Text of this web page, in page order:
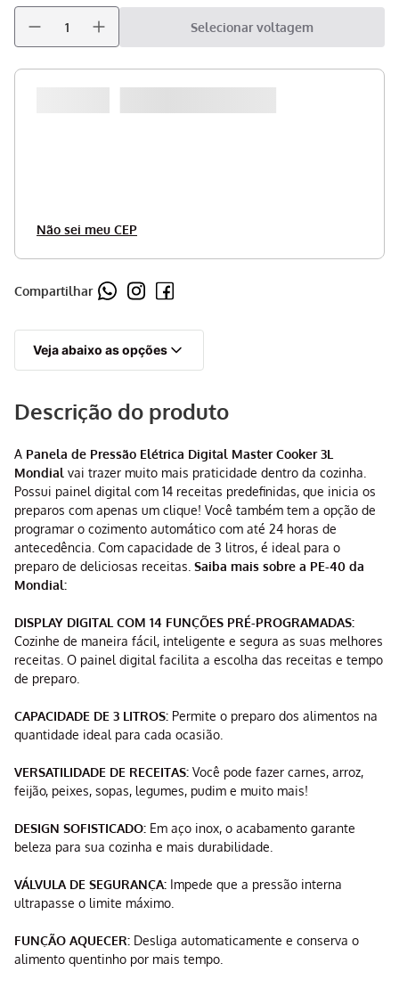
Selecionar voltagem
Não sei meu CEP
Compartilhar
Veja abaixo as opções
Descrição do produto
A Panela de Pressão Elétrica Digital Master Cooker 3L
Mondial vai trazer muito mais praticidade dentro da cozinha.
Possui painel digital com 14 receitas predefinidas, que inicia os
preparos com apenas um clique! Você também tem a opção de
programar o cozimento automático com até 24 horas de
antecedência. Com capacidade de 3 litros, é ideal para o
preparo de deliciosas receitas. Saiba mais sobre a PE-40 da
Mondial:
DISPLAY DIGITAL COM 14 FUNÇÕES PRÉ-PROGRAMADAS:
Cozinhe de maneira fácil, inteligente e segura as suas melhores
receitas. O painel digital facilita a escolha das receitas e tempo
de preparo.
CAPACIDADE DE 3 LITROS: Permite o preparo dos alimentos na
quantidade ideal para cada ocasião.
VERSATILIDADE DE RECEITAS: Você pode fazer carnes, arroz,
feijão, peixes, sopas, legumes, pudim e muito mais!
DESIGN SOFISTICADO: Em aço inox, o acabamento garante
beleza para sua cozinha e mais durabilidade.
VÁLVULA DE SEGURANÇA: Impede que a pressão interna
ultrapasse o limite máximo.
FUNÇÃO AQUECER: Desliga automaticamente e conserva o
alimento quentinho por mais tempo.